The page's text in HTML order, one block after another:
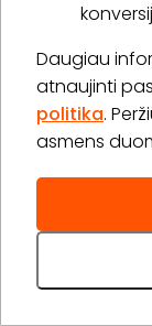
Daugiau
atnaujinti
politika.
asmens
Galindų g.
Plaukų
30 min.
Plaukų